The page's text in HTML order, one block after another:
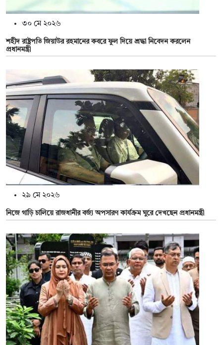
৩০ মে ২০২৬
শহীদ রাষ্ট্রপতি জিয়াউর রহমানের কবরে ফুল দিয়ে শ্রদ্ধা নিবেদন করলেন
প্রধানমন্ত্রী
২৯ মে ২০২৬
নিজে গাড়ি চালিয়ে রাজধানীর বর্জ্য অপসারণ কার্যক্রম ঘুরে দেখছেন প্রধানমন্ত্রী